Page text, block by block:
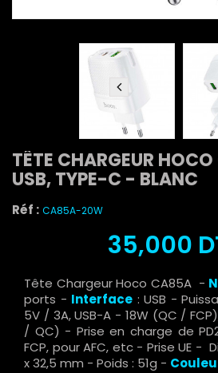
TÊTE CHARGEUR
USB, TYPE-C - BLANC
Réf : CA85A-20W
35,000
Tête Chargeur Hoco CA85A -
ports - Interface : USB -
5V / 3A, USB-A - 18W (QC /
/ QC) - Prise en charge de
FCP, pour AFC, etc - Prise UE -
x 32,5 mm - Poids : 51g -